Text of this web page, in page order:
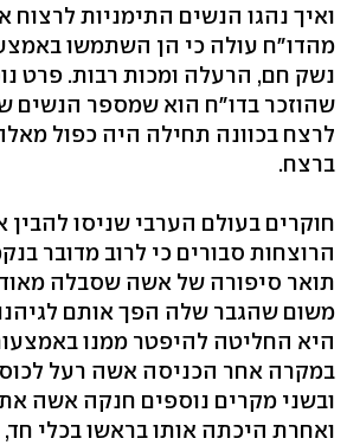
ואיך נהגו הנשים התימניות
מהדו"ח עולה כי הן השתמשו
נשק חם, הרעלה ומכות רבות. פרט
שהוזכר בדו"ח הוא שמספר הנשים
לרצח בכוונה תחילה היה כפול
ברצח.
חוקרים בעולם הערבי שניסו
הרוצחות סבורים כי לרוב מדובר
תואר סיפורה של אשה שסבלה מאוד
משום שהגבר שלה הפך אותם
היא החליטה להיפטר ממנו
במקרה אחר הכניסה אשה רעל
ובשני מקרים נוספים חנקה אשה
ואחרת היכתה אותו בראשו בכלי